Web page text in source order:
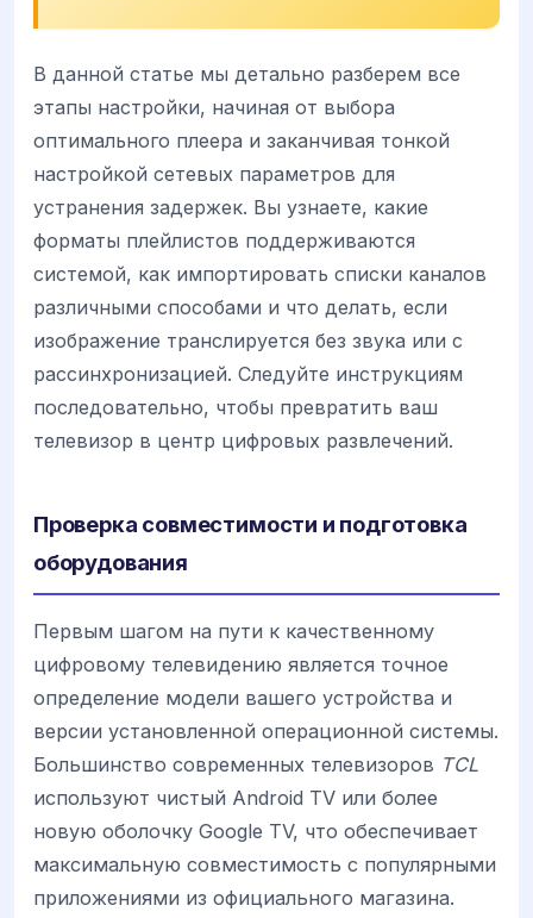
В данной статье мы детально разберем все
этапы настройки, начиная от выбора
оптимального плеера и заканчивая тонкой
настройкой сетевых параметров для
устранения задержек. Вы узнаете, какие
форматы плейлистов поддерживаются
системой, как импортировать списки каналов
различными способами и что делать, если
изображение транслируется без звука или с
рассинхронизацией. Следуйте инструкциям
последовательно, чтобы превратить ваш
телевизор в центр цифровых развлечений.
Проверка совместимости и подготовка
оборудования
Первым шагом на пути к качественному
цифровому телевидению является точное
определение модели вашего устройства и
версии установленной операционной системы.
Большинство современных телевизоров TCL
используют чистый Android TV или более
новую оболочку Google TV, что обеспечивает
максимальную совместимость с популярными
приложениями из официального магазина.